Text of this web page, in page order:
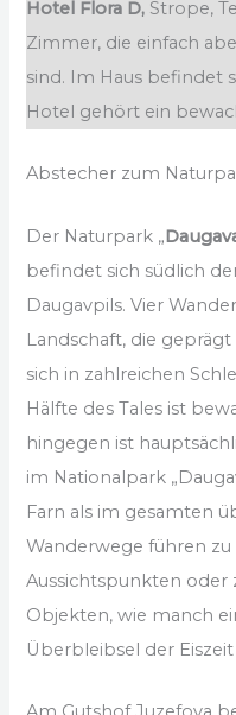
Hotel Flora D, Strope,
Zimmer, die einfach
sind. Im Haus befindet
Hotel gehört ein
Abstecher zum
Der Naturpark „
befindet sich südlich
Daugavpils. Vier
Landschaft, die
sich in zahlreichen
Hälfte des Tales ist
hingegen ist
im Nationalpark
Farn als im gesamten
Wanderwege führen
Aussichtspunkten oder
Objekten, wie manch
Überbleibsel der Eiszeit